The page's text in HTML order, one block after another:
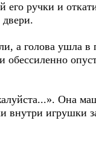
ручки и
а голова ушла в
обессиленно
Она
внутри игрушки